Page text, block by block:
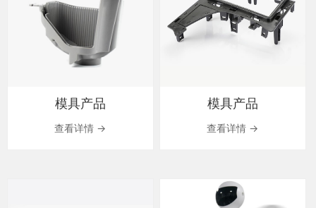
模具产品
查看详情 →
模具产品
查看详情 →